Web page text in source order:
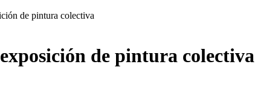
de pintura colectiva
de pintura colectiva